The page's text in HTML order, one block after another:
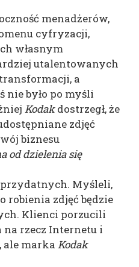
menadżerów,
cyfryzacji,
własnym
utalentowanych
a
nie było po myśli
Kodakdostrzegł, że
zdjęć
biznesu
od dzielenia się
Myśleli,
robienia zdjęć będzie
Klienci porzucili
rzecz Internetu i
ale marka Kodak